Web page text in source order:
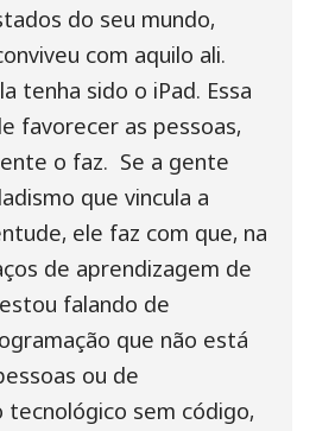
do seu mundo,
com aquilo ali.
tenha sido o iPad. Essa
favorecer as pessoas,
o faz. Se a gente
que vincula a
ele faz com que, na
de aprendizagem de
falando de
que não está
ou de
tecnológico sem código,